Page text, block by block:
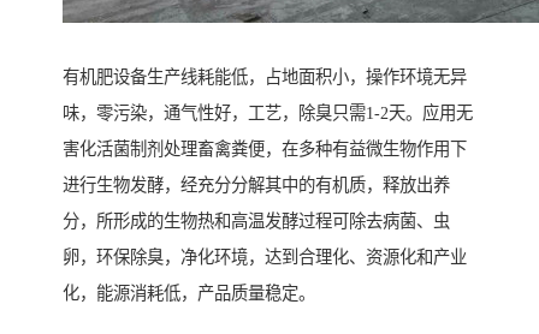
有机肥设备生产线耗能低，占地面积小，操作环境无异
味，零污染，通气性好，工艺，除臭只需1-2天。应用无
害化活菌制剂处理畜禽粪便，在多种有益微生物作用下
进行生物发酵，经充分分解其中的有机质，释放出养
分，所形成的生物热和高温发酵过程可除去病菌、虫
卵，环保除臭，净化环境，达到合理化、资源化和产业
化，能源消耗低，产品质量稳定。